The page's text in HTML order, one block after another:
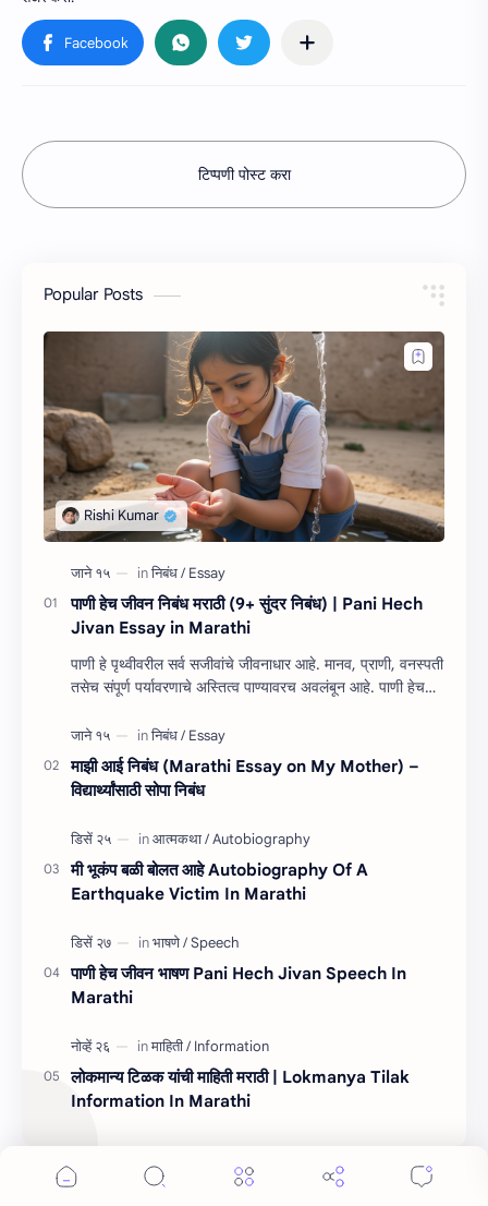
टिप्पणी पोस्ट करा
Popular Posts
पाणी हेच जीवन निबंध मराठी (9+ सुंदर निबंध) | Pani Hech
Jivan Essay in Marathi
पाणी हे पृथ्वीवरील सर्व सजीवांचे जीवनाधार आहे. मानव, प्राणी, वनस्पती
तसेच संपूर्ण पर्यावरणाचे अस्तित्व पाण्यावरच अवलंबून आहे. पाणी हेच
माझी आई निबंध (Marathi Essay on My Mother) –
विद्यार्थ्यांसाठी सोपा निबंध
मी भूकंप बळी बोलत आहे Autobiography Of A
Earthquake Victim In Marathi
पाणी हेच जीवन भाषण Pani Hech Jivan Speech In
Marathi
लोकमान्य टिळक यांची माहिती मराठी | Lokmanya Tilak
Information In Marathi
Cookie Consent
We serve cookies on this site to analyze traffic,
experience.
Accept More Details